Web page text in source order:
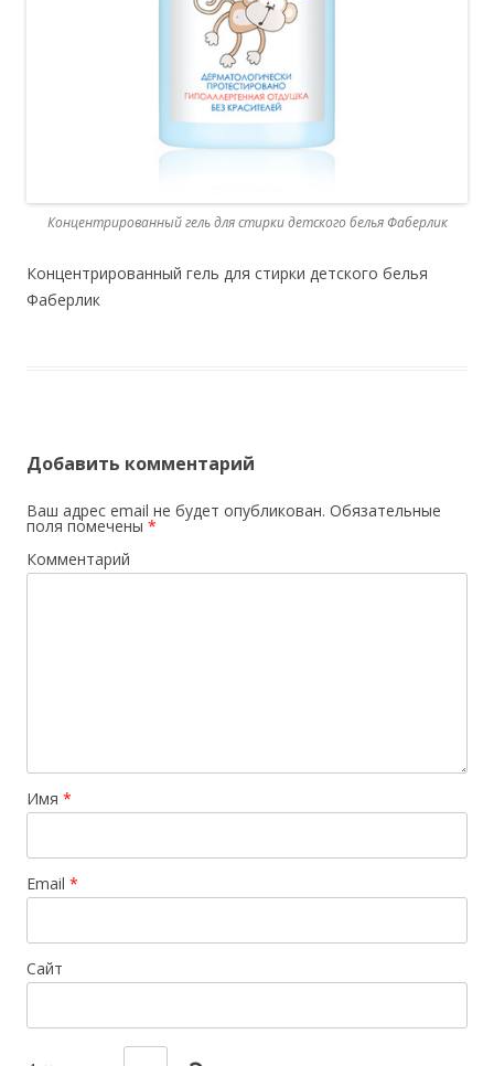
Концентрированный гель для стирки детского белья Фаберлик
Концентрированный гель для стирки детского белья
Фаберлик
Добавить комментарий
Ваш адрес email не будет опубликован. Обязательные
поля помечены *
Комментарий
Имя *
Email *
Сайт